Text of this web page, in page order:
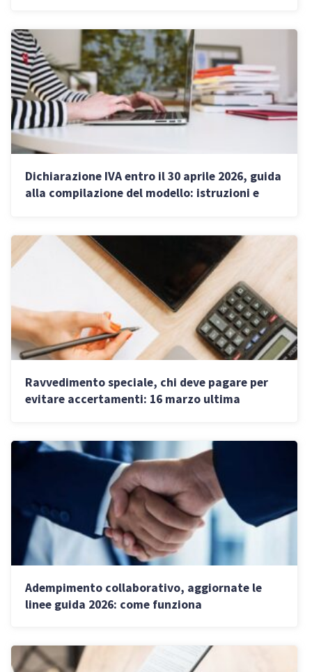
Dichiarazione IVA entro il 30 aprile 2026, guida
alla compilazione del modello: istruzioni e
Ravvedimento speciale, chi deve pagare per
evitare accertamenti: 16 marzo ultima
Adempimento collaborativo, aggiornate le
linee guida 2026: come funziona